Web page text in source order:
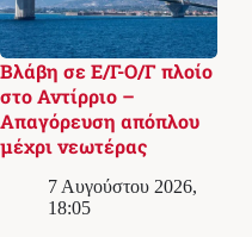
Βλάβη σε Ε/Γ-Ο/Γ πλοίο
στο Αντίρριο –
Απαγόρευση απόπλου
μέχρι νεωτέρας
7 Αυγούστου 2026,
18:05